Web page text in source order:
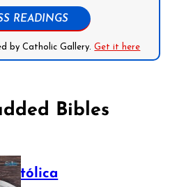
READINGS
by Catholic Gallery.Get it here
Bibles